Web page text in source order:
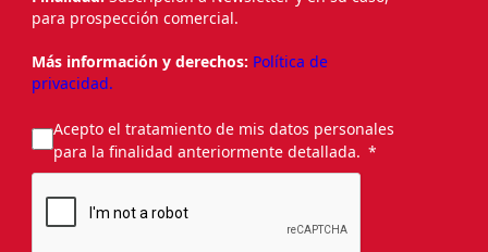
para prospección comercial.
Más información y derechos: Política de
privacidad.
Acepto el tratamiento de mis datos personales
para la finalidad anteriormente detallada.